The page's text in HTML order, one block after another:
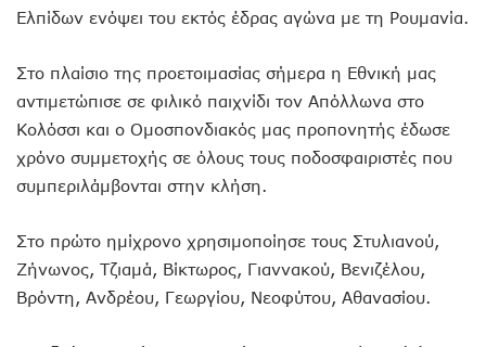
Ελπίδων ενόψει του εκτός έδρας αγώνα με τη Ρουμανία.
Στο πλαίσιο της προετοιμασίας σήμερα η Εθνική μας
αντιμετώπισε σε φιλικό παιχνίδι τον Απόλλωνα στο
Κολόσσι και ο Ομοσπονδιακός μας προπονητής έδωσε
χρόνο συμμετοχής σε όλους τους ποδοσφαιριστές που
συμπεριλάμβονται στην κλήση.
Στο πρώτο ημίχρονο χρησιμοποίησε τους Στυλιανού,
Ζήνωνος, Τζιαμά, Βίκτωρος, Γιαννακού, Βενιζέλου,
Βρόντη, Ανδρέου, Γεωργίου, Νεοφύτου, Αθανασίου.